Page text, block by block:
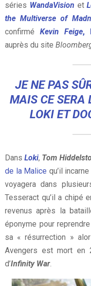
séries WandaVision et
the Multiverse of
confirmé Kevin Feige,
auprès du site
JE NE PAS
MAIS CE SERA
LOKI ET
DansLoki, Tom
de la Malice qu’il
voyagera dans
Tesseract qu’il a chipé
revenus après la
éponyme pour
sa « résurrection »
Avengers est mort en
d’Infinity War.